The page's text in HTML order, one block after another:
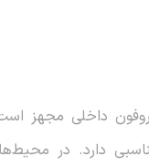
داخلی مجهز
دارد. در